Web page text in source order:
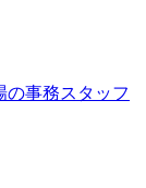
の事務スタッフ